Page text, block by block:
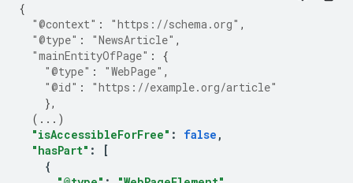
{
"@context" : "https://schema.org" ,
"@type" : "NewsArticle" ,
"mainEntityOfPage" :
{
"@type" : "WebPage" ,
"@id" :
"https://example.org/article"
},
( ... )
"isAccessibleForFree" : false ,
"hasPart" :
[
{